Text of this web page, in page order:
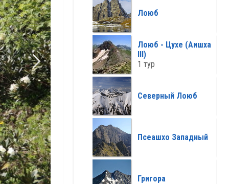
Лоюб
Лоюб - Цухе (Аишха
III)
1 тур
Северный Лоюб
Псеашхо Западный
Григора